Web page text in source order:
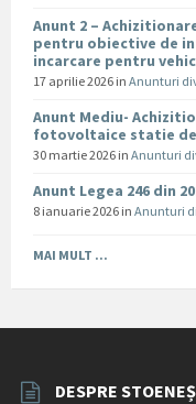
Anunt 2 –
pentru obiective de
incarcare pentru
17 aprilie 2026 in Anunturi
Anunt Mediu-
fotovoltaice statie
30 martie 2026 in Anunturi
Anunt Legea 246 din
8 ianuarie 2026 in Anunturi
MAI MULT ...
DESPRE